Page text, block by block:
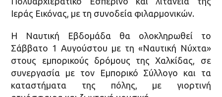
Ιεράς Εικόνας, με τη συνοδεία φιλαρμονικών.
Η Ναυτική Εβδομάδα θα ολοκληρωθεί το
Σάββατο 1 Αυγούστου με τη «Ναυτική Νύχτα»
στους εμπορικούς δρόμους της Χαλκίδας, σε
συνεργασία με τον Εμπορικό Σύλλογο και τα
καταστήματα της πόλης, με γιορτινή